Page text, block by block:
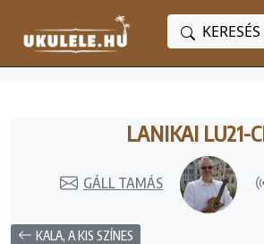
KERESÉS
LANIKAI LU21-
GÁLL TAMÁS
KALA, A KIS SZÍNES